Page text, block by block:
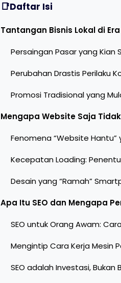
Daftar Isi
Tantangan Bisnis Lokal di
Persaingan Pasar yang Kian
Perubahan Drastis Perilaku
Promosi Tradisional yang
Mengapa Website Saja
Fenomena “Website Hantu”
Kecepatan Loading:
Desain yang “Ramah”
Apa Itu SEO dan Mengapa
SEO untuk Orang Awam:
Mengintip Cara Kerja Mesin
SEO adalah Investasi, Bukan